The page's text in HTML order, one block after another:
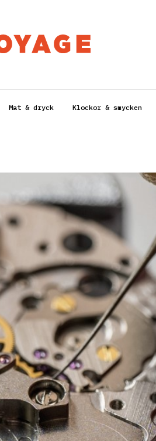
Mat & dryck Klockor & smycken